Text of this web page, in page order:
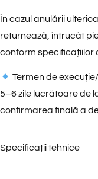
În cazul anulării
returnează, întrucât
conform specificațiilor
Termen de
5–6 zile lucrătoare de
confirmarea finală a
Specificații tehnice